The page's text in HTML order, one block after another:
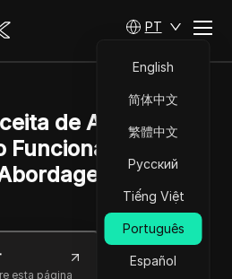
PT
English
简体中文
繁體中文
Русский
Tiếng Việt
Português
Español
de Afiliados: O
Funciona e Como
Certa
esta página
de leitura